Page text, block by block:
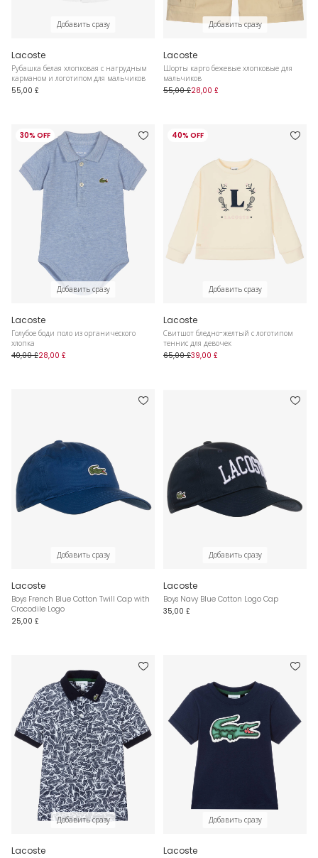
Добавить сразу
Lacoste
Рубашка белая хлопковая с нагрудным
карманом и логотипом для мальчиков
55,00 £
Добавить сразу
Lacoste
Шорты карго бежевые хлопковые для
мальчиков
55,00 £28,00 £
30% OFF
Добавить сразу
Lacoste
Голубое боди поло из органического
хлопка
40,00 £28,00 £
40% OFF
Добавить сразу
Lacoste
Свитшот бледно-желтый с логотипом
теннис для девочек
65,00 £39,00 £
Добавить сразу
Lacoste
Boys French Blue Cotton Twill Cap with
Crocodile Logo
25,00 £
Добавить сразу
Lacoste
Boys Navy Blue Cotton Logo Cap
35,00 £
Добавить сразу
Lacoste
Добавить сразу
Lacoste